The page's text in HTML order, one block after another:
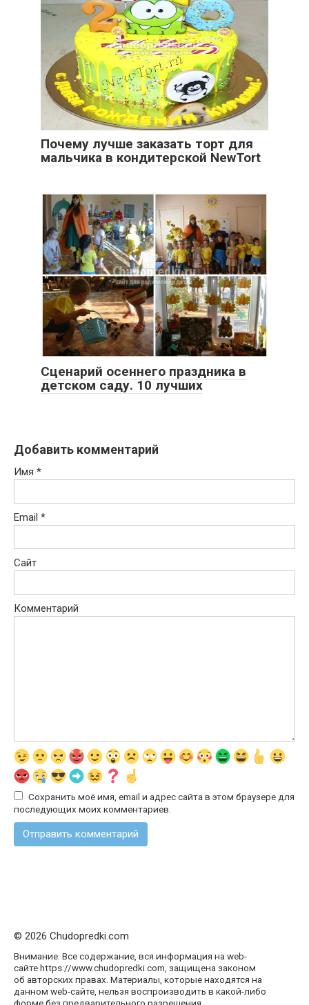
Почему лучше заказать торт для
мальчика в кондитерской NewTort
Сценарий осеннего праздника в
детском саду. 10 лучших
Добавить комментарий
Имя *
Email *
Сайт
Комментарий
Сохранить моё имя, email и адрес сайта в этом браузере для
последующих моих комментариев.
© 2026 Chudopredki.com
Внимание: Все содержание, вся информация на web-
сайте https://www.chudopredki.com, защищена законом
об авторских правах. Материалы, которые находятся на
данном web-сайте, нельзя воспроизводить в какой-либо